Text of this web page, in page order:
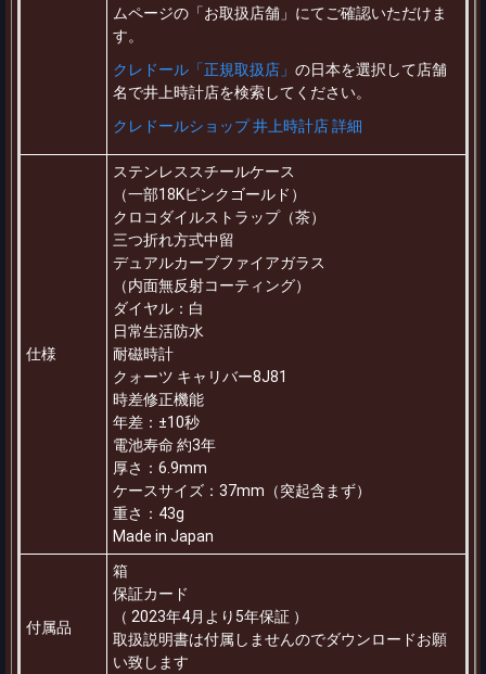
ムページの「お取扱店舗」にてご確認いただけま
す。
クレドール「正規取扱店」 の日本を選択して店舗
名で井上時計店を検索してください。
クレドールショップ 井上時計店 詳細
仕様
ステンレススチールケース
（一部18Kピンクゴールド）
クロコダイルストラップ（茶）
三つ折れ方式中留
デュアルカーブファイアガラス
（内面無反射コーティング）
ダイヤル：白
日常生活防水
耐磁時計
クォーツ キャリバー8J81
時差修正機能
年差：±10秒
電池寿命 約3年
厚さ：6.9mm
ケースサイズ：37mm（突起含まず）
重さ：43g
Made in Japan
付属品
箱
保証カード
（ 2023年4月より5年保証 ）
取扱説明書は付属しませんのでダウンロードお願
い致します